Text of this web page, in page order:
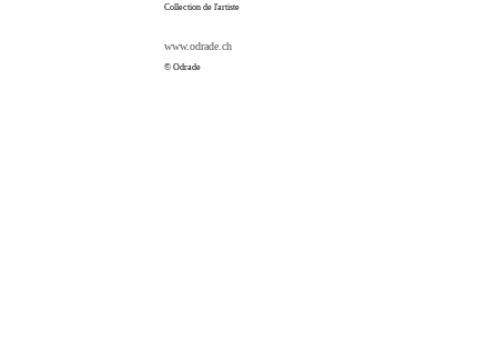
Collection de l'artiste
www.odrade.ch
© Odrade